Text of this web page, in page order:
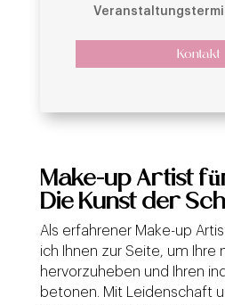
Kontakt
Make-up Artist
Die Kunst der
Als erfahrener Make-up
ich Ihnen zur Seite, um Ihre
hervorzuheben und Ihren
betonen. Mit Leidenschaft